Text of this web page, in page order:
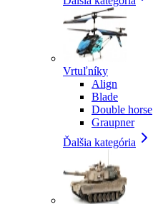
Vrtuľníky
Align
Blade
Double horse
Graupner
Ďalšia kategória